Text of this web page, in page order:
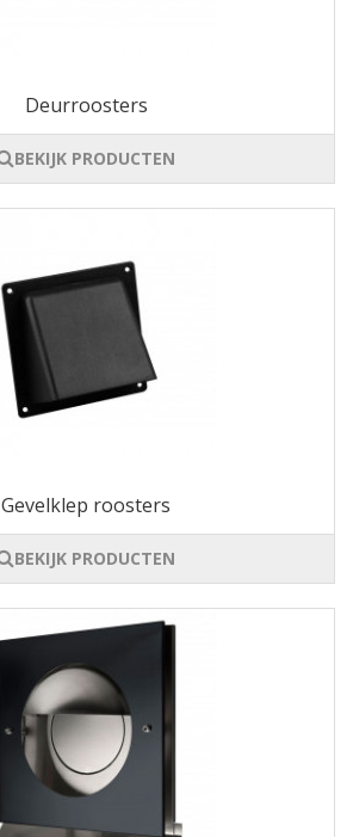
Deurroosters
BEKIJK PRODUCTEN
Gevelklep roosters
BEKIJK PRODUCTEN